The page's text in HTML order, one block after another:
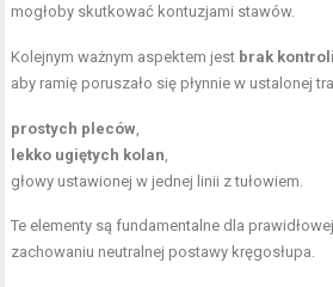
mogłoby skutkować kontuzjami stawów.
Kolejnym ważnym aspektem jest brak
aby ramię poruszało się płynnie w ustalonej
prostych pleców,
lekko ugiętych kolan,
głowy ustawionej w jednej linii z tułowiem.
Te elementy są fundamentalne dla
zachowaniu neutralnej postawy kręgosłupa.